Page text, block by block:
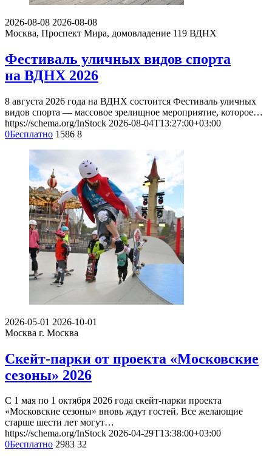
2026-08-08 2026-08-08
Москва, Проспект Мира, домовладение 119 ВДНХ
Фестиваль уличных видов спорта
на ВДНХ 2026
8 августа 2026 года на ВДНХ состоится Фестиваль уличных
видов спорта — массовое зрелищное мероприятие, которое…
https://schema.org/InStock 2026-08-04T13:27:00+03:00
0Бесплатно 1586 8
2026-05-01 2026-10-01
Москва г. Москва
Скейт-парки от проекта «Московские
сезоны» 2026
С 1 мая по 1 октября 2026 года скейт-парки проекта
«Московские сезоны» вновь ждут гостей. Все желающие
старше шести лет могут…
https://schema.org/InStock 2026-04-29T13:38:00+03:00
0Бесплатно 2983 32